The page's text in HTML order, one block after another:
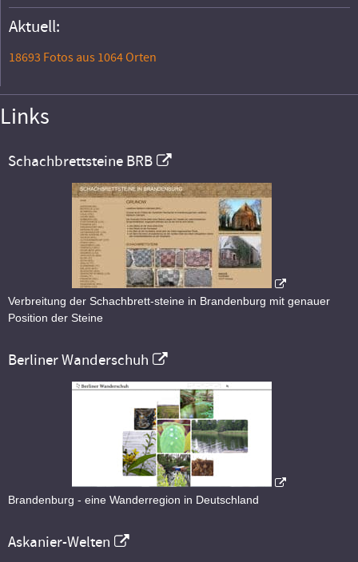
Aktuell:
18693 Fotos aus 1064 Orten
Links
Schachbrettsteine BRB
Verbreitung der Schachbrett-steine in Brandenburg mit genauer
Position der Steine
Berliner Wanderschuh
Brandenburg - eine Wanderregion in Deutschland
Askanier-Welten